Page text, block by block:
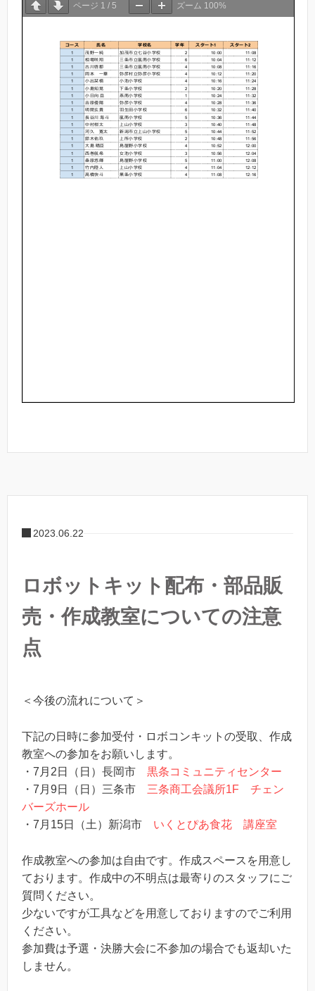
ページ 1 / 5 ズーム 100%
2023.06.22
ロボットキット配布・部品販
売・作成教室についての注意
点
＜今後の流れについて＞
下記の日時に参加受付・ロボコンキットの受取、作成
教室への参加をお願いします。
・7月2日（日）長岡市 黒条コミュニティセンター
・7月9日（日）三条市 三条商工会議所1F チェン
バーズホール
・7月15日（土）新潟市 いくとぴあ食花 講座室
作成教室への参加は自由です。作成スペースを用意し
ております。作成中の不明点は最寄りのスタッフにご
質問ください。
少ないですが工具などを用意しておりますのでご利用
ください。
参加費は予選・決勝大会に不参加の場合でも返却いた
しません。